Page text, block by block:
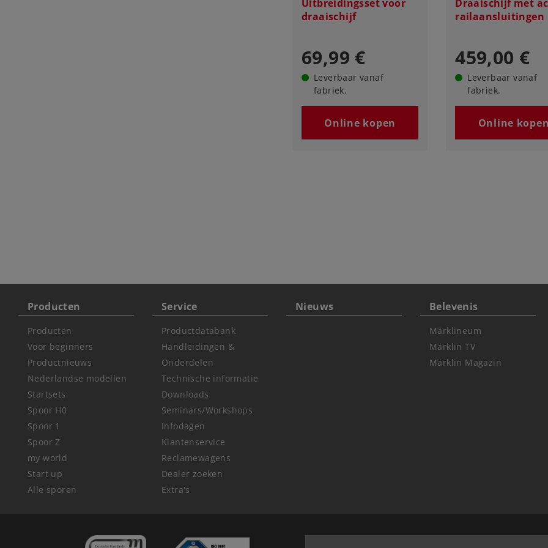
Uitbreidingsset voor
draaischijf
69,99 €
Leverbaar vanaf
fabriek.
Online kopen
Draaischijf met
railaansluitingen
459,00 €
Leverbaar vanaf
fabriek.
Online kopen
Producten
Producten
Voor beginners
Productnieuws
Nederlandse modellen
Startsets
Spoor H0
Spoor 1
Spoor Z
my world
Start up
Alle sporen
Service
Productdatabank
Handleidingen &
Onderdelen
Technische informatie
Downloads
Seminars/Workshops
Infodagen
Klantenservice
Reclamewagens
Dealer zoeken
Extra's
Nieuws Belevenis
Märklineum
Märklin TV
Märklin Magazin